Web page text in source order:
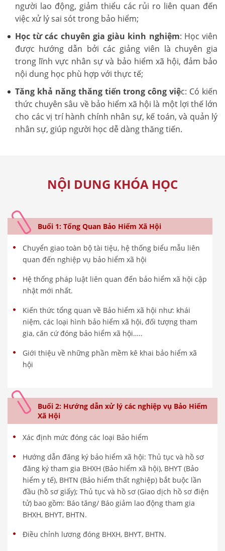
người lao động, giảm thiểu các rủi ro liên quan đến
việc xử lý sai sót trong bảo hiểm;
Học từ các chuyên gia giàu kinh nghiệm: Học viên
được hướng dẫn bởi các giảng viên là chuyên gia
trong lĩnh vực nhân sự và bảo hiểm xã hội, đảm bảo
nội dung học phù hợp với thực tế;
Tăng khả năng thăng tiến trong công việc: Có kiến
thức chuyên sâu về bảo hiểm xã hội là một lợi thế lớn
cho các vị trí hành chính nhân sự, kế toán, và quản lý
nhân sự, giúp người học dễ dàng thăng tiến.
NỘI DUNG KHÓA HỌC
Buổi 1: Tổng Quan Bảo Hiểm Xã Hội
Chuyển giao toàn bộ tài tiệu, hệ thống biểu mẫu liên
quan đến nghiệp vụ bảo hiểm xã hội
Hệ thống pháp luật liên quan đến bảo hiểm xã hội cập
nhật mới nhất.
Kiến thức tổng quan về Bảo hiểm xã hội như: khái
niệm, các loại hình bảo hiểm xã hội, đối tượng tham
gia, căn cứ đóng bảo hiểm xã hội…..
Giới thiệu về những phần mềm kê khai bảo hiểm xã
hội
Buổi 2: Hướng dẫn xử lý các nghiệp vụ Bảo Hiểm
Xã Hội
Xác định mức đóng các loại Bảo hiểm
Hướng dẫn đăng ký bảo hiểm xã hội: Thủ tục và hồ sơ
đăng ký tham gia BHXH (Bảo hiểm xã hội), BHYT (Bảo
hiểm y tế), BHTN (Bảo hiểm thất nghiệp) bắt buộc lần
đầu (hồ sơ giấy); Thủ tục và hồ sơ (Giao dịch hồ sơ điện
tử) bao gồm: Báo tăng/ Báo giảm lao động tham gia
BHXH, BHYT, BHTN.
Điều chỉnh lương đóng BHXH, BHYT, BHTN.